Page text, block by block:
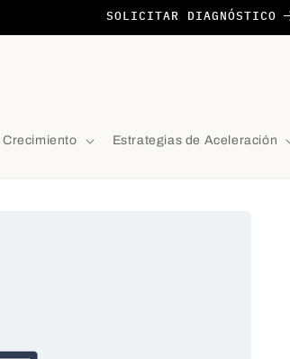
SOLICITAR DIAGNÓSTICO
Estrategias de Aceleración